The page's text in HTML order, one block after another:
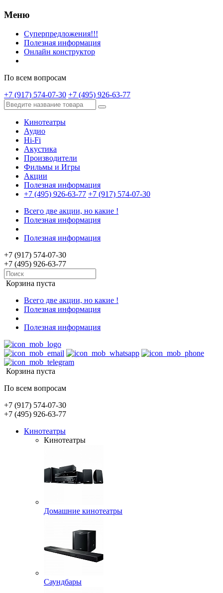
Меню
Суперпредложения!!!
Полезная информация
Онлайн конструктор
По всем вопросам
+7 (917) 574-07-30 +7 (495) 926-63-77
Кинотеатры
Аудио
Hi-Fi
Акустика
Производители
Фильмы и Игры
Акции
Полезная информация
+7 (495) 926-63-77 +7 (917) 574-07-30
Всего две акции, но какие !
Полезная информация
Полезная информация
+7 (917) 574-07-30
+7 (495) 926-63-77
Корзина пуста
Всего две акции, но какие !
Полезная информация
Полезная информация
Корзина пуста
По всем вопросам
+7 (917) 574-07-30
+7 (495) 926-63-77
Кинотеатры
Кинотеатры
Домашние кинотеатры
Саундбары